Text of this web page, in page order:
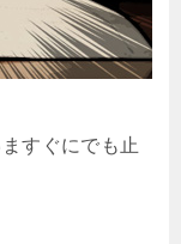
すぐにでも止